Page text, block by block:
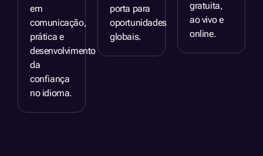
em
comunicação,
prática e
desenvolvimento
da
confiança
no idioma.
porta para
oportunidades
globais.
gratuita,
ao vivo e
online.